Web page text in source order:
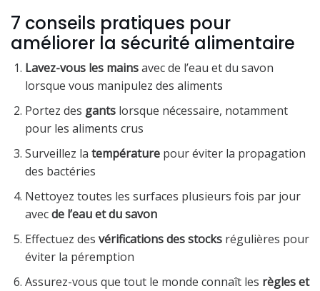
7 conseils pratiques pour
améliorer la sécurité alimentaire
Lavez-vous les mainsavec de l’eau et du savon
lorsque vous manipulez des aliments
Portez des gants lorsque nécessaire, notamment
pour les aliments crus
Surveillez la température pour éviter la propagation
des bactéries
Nettoyez toutes les surfaces plusieurs fois par jour
avecde l’eau et du savon
Effectuez des vérifications des stocks régulières pour
éviter la péremption
Assurez-vous que tout le monde connaît les règles et